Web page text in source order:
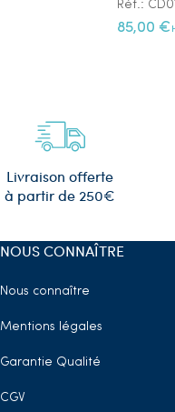
Réf.:
85,00 €
Livraison offerte
à partir de 250€
NOUS CONNAÎTRE
Nous connaître
Mentions légales
Garantie Qualité
CGV